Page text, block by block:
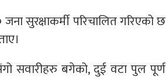
सुरक्षाकर्मी परिचालित गरिएको छ
सवारीहरु बगेको, दुई वटा पुल पूर्ण